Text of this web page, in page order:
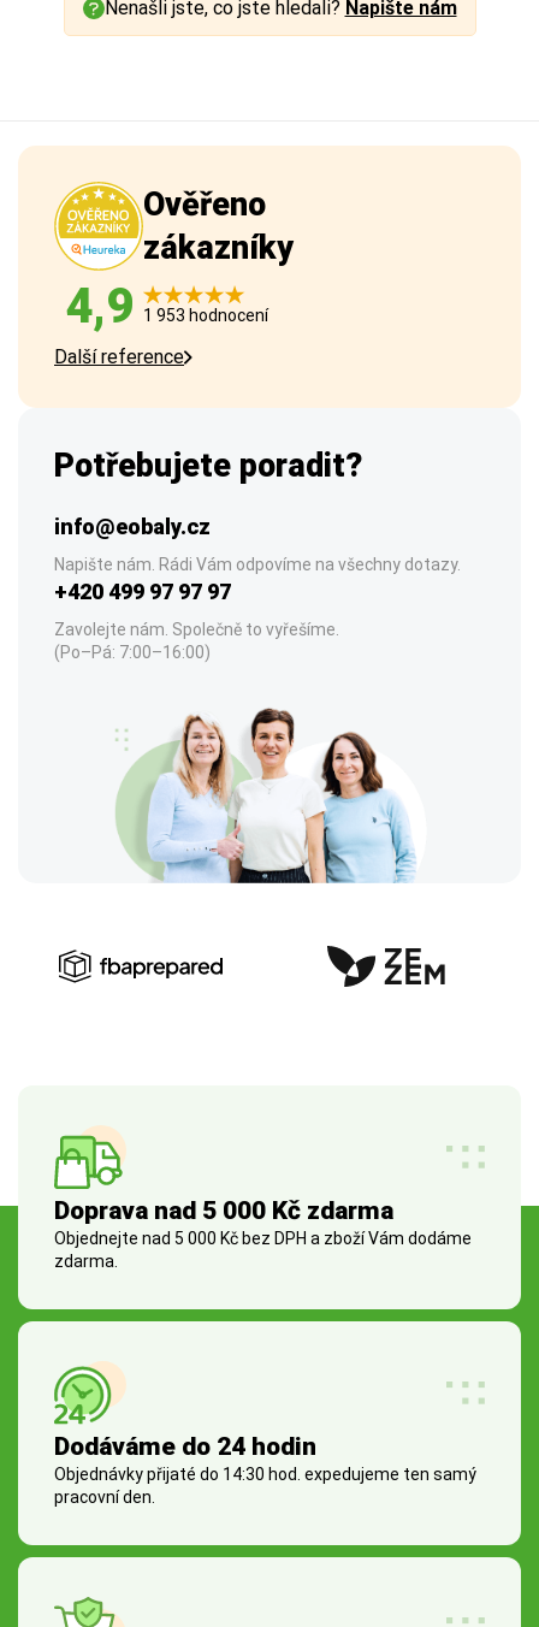
Nenašli jste, co jste hledali? Napište nám
Ověřeno
zákazníky
4,9 1 953 hodnocení
Další reference
Potřebujete poradit?
info@eobaly.cz
Napište nám. Rádi Vám odpovíme na všechny dotazy.
+420 499 97 97 97
Zavolejte nám. Společně to vyřešíme.
(Po–Pá: 7:00–16:00)
Doprava nad 5 000 Kč zdarma
Objednejte nad 5 000 Kč bez DPH a zboží Vám dodáme
zdarma.
Dodáváme do 24 hodin
Objednávky přijaté do 14:30 hod. expedujeme ten samý
pracovní den.